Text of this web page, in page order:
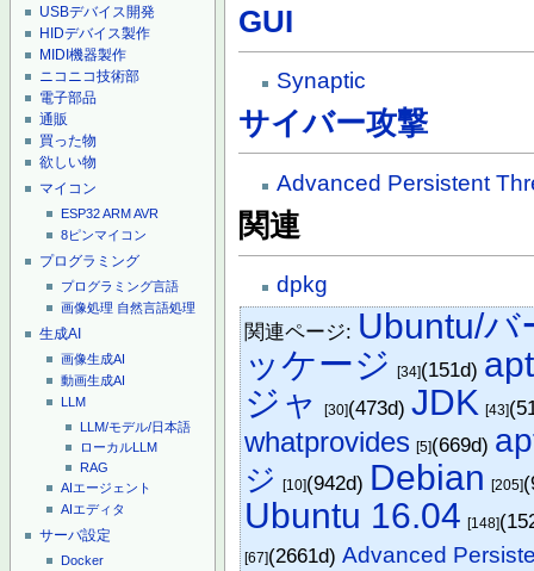
USBデバイス開発
HIDデバイス製作
MIDI機器製作
ニコニコ技術部
電子部品
通販
買った物
欲しい物
マイコン
ESP32ARMAVR
8ピンマイコン
プログラミング
プログラミング言語
画像処理 自然言語処理
生成AI
画像生成AI
動画生成AI
LLM
LLM/モデル/日本語
ローカルLLM
RAG
AIエージェント
AIエディタ
サーバ設定
Docker
GUI
Synaptic
サイバー攻撃
Advanced Persistent
関連
dpkg
関連ページ: Ubuntu/バ
ッケージ
[34](151d) apt
ジャ
[30](473d)JDK [43]
whatprovides [5](669d)
ジ [10](942d) Debian [205]
Ubuntu 16.04 [148]
[67](2661d)Advanced